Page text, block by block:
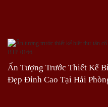
Ấn Tượng Trước Thiết Kế
Đẹp Đỉnh Cao Tại Hải